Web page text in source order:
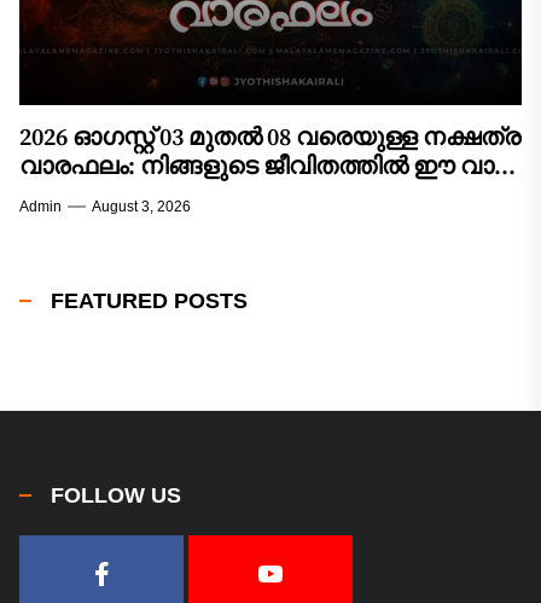
2026 ഓഗസ്റ്റ് 03 മുതൽ 08 വരെയുള്ള നക്ഷത്ര
വാരഫലം: നിങ്ങളുടെ ജീവിതത്തിൽ ഈ വാരം
വരുത്തുന്ന മാറ്റങ്ങൾ എന്തൊക്കെ?
Admin August 3, 2026
FEATURED POSTS
FOLLOW US